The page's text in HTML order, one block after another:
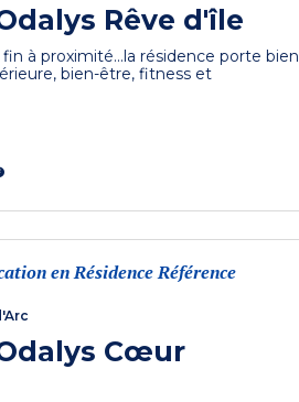
Rêve d'île
à proximité...la résidence porte bien
bien-être, fitness et
en Résidence Référence
Cœur